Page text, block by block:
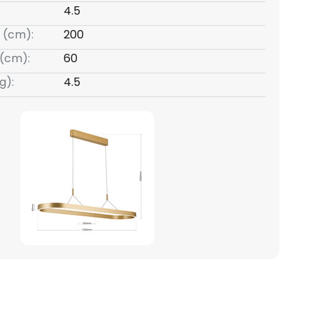
4.5
(cm):
200
60
4.5